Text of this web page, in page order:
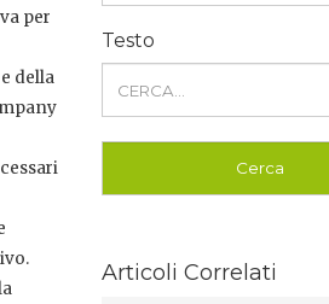
per
della
Testo
Articoli Correlati